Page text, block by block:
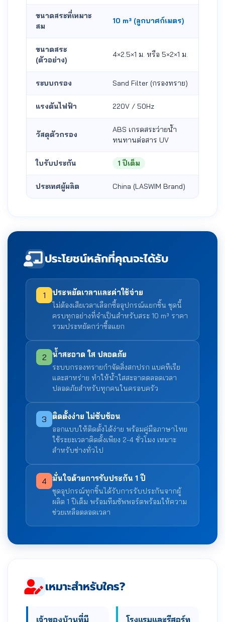
ขนาดสระที่เหมาะ
สม
10 m³ (ลูกบาศก์เมตร)
ขนาดสระ
(ตัวอย่าง)
4×2.5×1 ม. หรือ 5×2×1 ม.
ระบบกรอง Sand Filter (กรองทราย)
แรงดันไฟฟ้า 220V / 50Hz
วัสดุตัวกรอง
ABS เกรดสระว่ายน้ำ
ทนทานต่อสาร UV
ใบรับประกัน 1 ปีเต็ม
ประเทศผู้ผลิต China (LASWIM Brand)
ประโยชน์หลักที่คุณจะได้รับ
1 ประหยัดเวลาและค่าใช้จ่าย
ไม่ต้องเสียเวลาเลือกซื้ออุปกรณ์แยกชิ้น ชุดนี้
ครบทุกอย่างที่จำเป็นสำหรับสระ 10 m³ ราคา
รวมประหยัดกว่าซื้อแยก
2 น้ำสะอาด ใส ปลอดภัย
ระบบกรองทรายกำจัดสิ่งสกปรก แบคทีเรีย
และสาหร่าย ทำให้น้ำใสสะอาดตลอดเวลา
ปลอดภัยสำหรับทุกคนในครอบครัว
3 ติดตั้งง่าย ไม่ซับซ้อน
ออกแบบให้ติดตั้งได้ง่าย พร้อมคู่มือภาษาไทย
ใช้ระยะเวลาติดตั้งเพียง 2-4 ชั่วโมง เหมาะ
สำหรับช่างทั่วไป
4 มั่นใจด้วยการรับประกัน 1 ปี
ชุดอุปกรณ์ทุกชิ้นได้รับการรับประกันจากผู้
ผลิต 1 ปีเต็ม พร้อมทีมซัพพอร์ตพร้อมให้ความ
ช่วยเหลือตลอดเวลา
เหมาะสำหรับใคร?
เจ้าของบ้านที่มี
โรงแรมและรีสอร์ท